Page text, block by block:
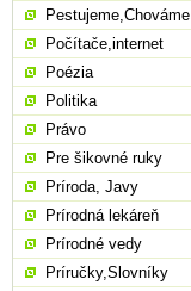
Pestujeme,Chováme
Počítače,internet
Poézia
Politika
Právo
Pre šikovné ruky
Príroda, Javy
Prírodná lekáreň
Prírodné vedy
Príručky,Slovníky